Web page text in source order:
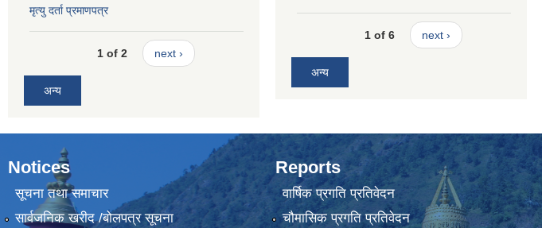
मृत्यु दर्ता प्रमाणपत्र
1 of 2 next ›
अन्य
1 of 6 next ›
अन्य
Notices
सूचना तथा समाचार
सार्वजनिक खरीद /बोलपत्र सूचना
Reports
वार्षिक प्रगति प्रतिवेदन
चौमासिक प्रगति प्रतिवेदन